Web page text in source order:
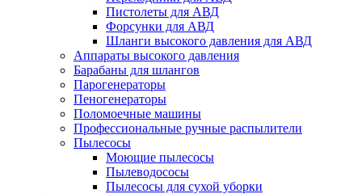
Пистолеты для АВД
Форсунки для АВД
Шланги высокого давления для АВД
Аппараты высокого давления
Барабаны для шлангов
Парогенераторы
Пеногенераторы
Поломоечные машины
Профессиональные ручные распылители
Пылесосы
Моющие пылесосы
Пылеводососы
Пылесосы для сухой уборки